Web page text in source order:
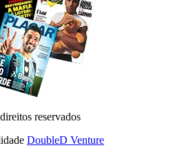
reservados
DoubleD Venture